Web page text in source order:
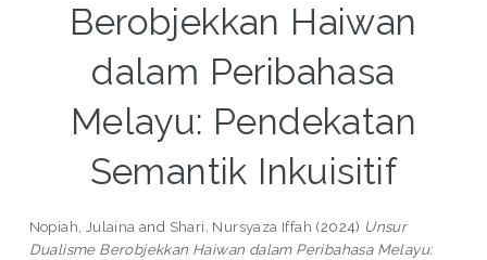
Berobjekkan Haiwan
dalam Peribahasa
Melayu: Pendekatan
Semantik Inkuisitif
Nopiah, Julaina and Shari, Nursyaza Iffah (2024) Unsur
Dualisme Berobjekkan Haiwan dalam Peribahasa Melayu: